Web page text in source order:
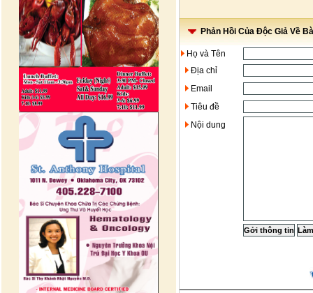
Phản Hồi Của Độc Giả Về
Họ và Tên
Địa chỉ
Email
Tiêu đề
Nội dung